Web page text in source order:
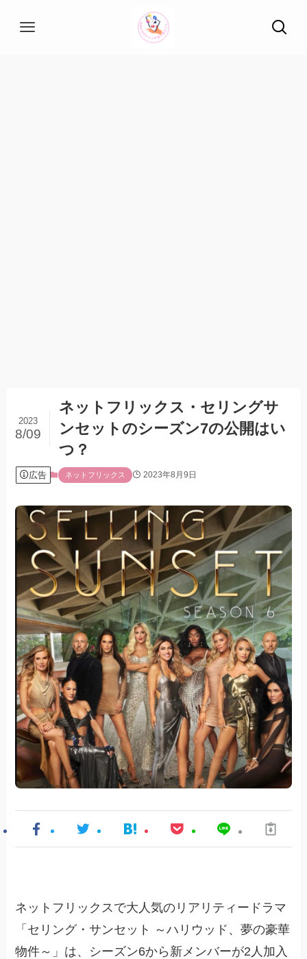
ネットフリックス・セリングサ
ンセットのシーズン7の公開はい
つ？
2023
8/09
広告 ネットフリックス 2023年8月9日
ネットフリックスで大人気のリアリティードラマ
「セリング・サンセット ～ハリウッド、夢の豪華
物件～」は、シーズン6から新メンバーが2人加入